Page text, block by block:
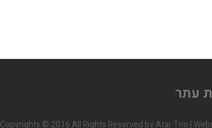
Copyrights © 2016 All Rights Reserved by Atar Trio |